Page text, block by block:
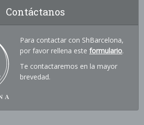
Contáctanos
Para contactar con ShBarcelona,
por favor rellena esteformulario.
Te contactaremos en la mayor
brevedad.